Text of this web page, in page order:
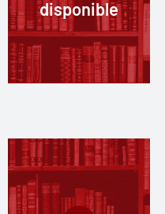
disponible